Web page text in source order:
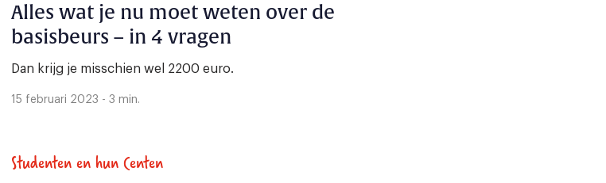
Alles wat je nu moet weten over de
basisbeurs – in 4 vragen
Dan krijg je misschien wel 2200 euro.
15 februari 2023 - 3 min.
Studenten en hun Centen